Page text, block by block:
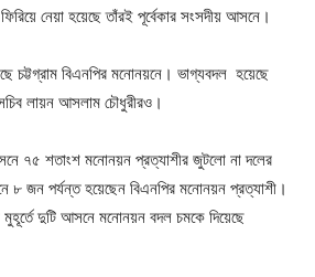
নেয়া হয়েছে তাঁরই পূর্বেকার সংসদীয় আসনে।
চট্টগ্রাম বিএনপির মনোনয়নে। ভাগ্যবদল হয়েছে
লায়ন আসলাম চৌধুরীরও।
৭৫ শতাংশ মনোনয়ন প্রত্যাশীর জুটলো না দলের
জন পর্যন্ত হয়েছেন বিএনপির মনোনয়ন প্রত্যাশী।
দুটি আসনে মনোনয়ন বদল চমকে দিয়েছে